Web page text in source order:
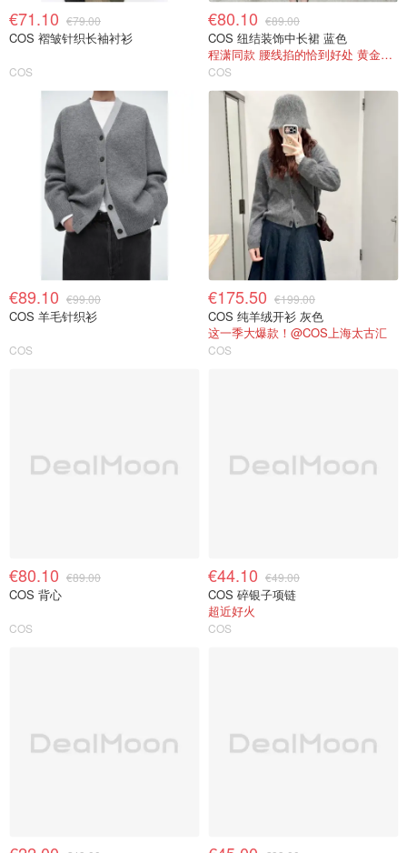
€71.10 €79.00
COS 褶皱针织长袖衬衫
COS
€80.10 €89.00
COS 纽结装饰中长裙 蓝色
程潇同款 腰线掐的恰到好处 黄金比例自然来
COS
€89.10 €99.00
COS 羊毛针织衫
COS
€175.50 €199.00
COS 纯羊绒开衫 灰色
这一季大爆款！@COS上海太古汇
COS
€80.10 €89.00
COS 背心
COS
€44.10 €49.00
COS 碎银子项链
超近好火
COS